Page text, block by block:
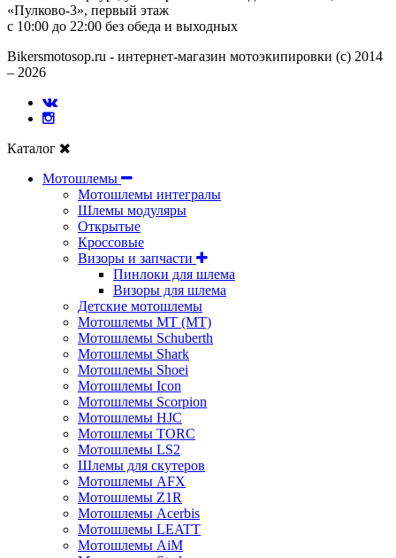
«Пулково-3», первый этаж
с 10:00 до 22:00 без обеда и выходных
Bikersmotosop.ru - интернет-магазин мотоэкипировки (c) 2014
– 2026
Каталог
Мотошлемы
Мотошлемы интегралы
Шлемы модуляры
Открытые
Кросcовые
Визоры и запчасти
Пинлоки для шлема
Визоры для шлема
Детские мотошлемы
Мотошлемы MT (МТ)
Мотошлемы Schuberth
Мотошлемы Shark
Мотошлемы Shoei
Мотошлемы Icon
Мотошлемы Scorpion
Мотошлемы HJC
Мотошлемы TORC
Мотошлемы LS2
Шлемы для скутеров
Мотошлемы AFX
Мотошлемы Z1R
Мотошлемы Acerbis
Мотошлемы LEATT
Мотошлемы AiM